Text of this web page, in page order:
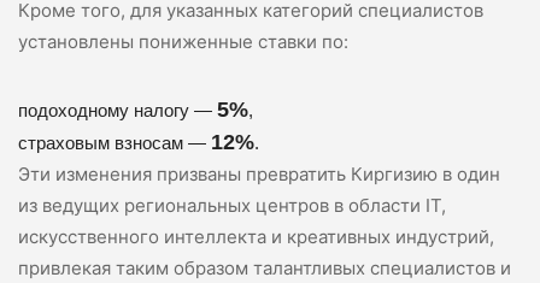
Кроме того, для указанных категорий специалистов
установлены пониженные ставки по:
подоходному налогу — 5%,
страховым взносам — 12%.
Эти изменения призваны превратить Киргизию в один
из ведущих региональных центров в области IT,
искусственного интеллекта и креативных индустрий,
привлекая таким образом талантливых специалистов и